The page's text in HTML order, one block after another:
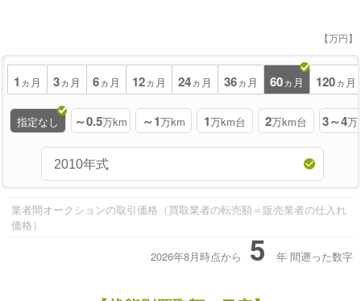
【万円】
1 ヵ月 3ヵ月 6ヵ月 12ヵ月 24ヵ月 36ヵ月 60ヵ月 120ヵ月
指定なし ～0.5万km ～1万km 1万km台 2万km台 3～4万
業者間オークションの取引価格（買取業者の転売額＝販売業者の仕入れ
価格）
2026年8月時点から 5 年 間遡った数字